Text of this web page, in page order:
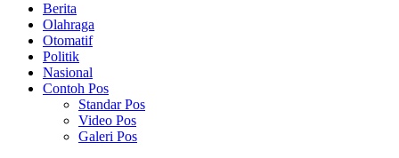
Berita
Olahraga
Otomatif
Politik
Nasional
Contoh Pos
Standar Pos
Video Pos
Galeri Pos